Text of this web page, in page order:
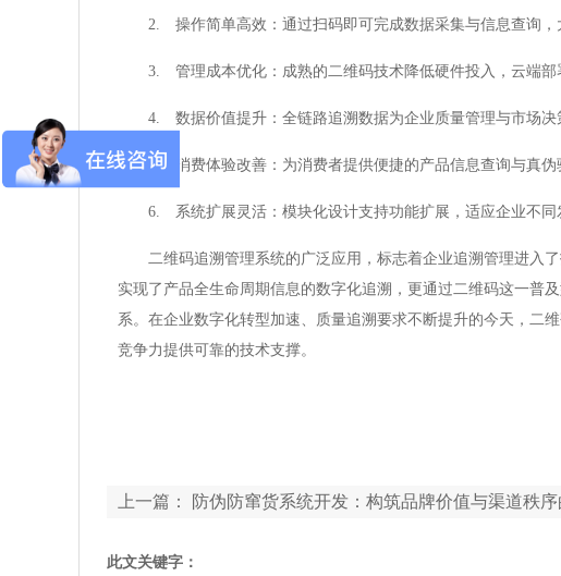
2. 操作简单高效：通过扫码即可完成数据采集与信息查询，
3. 管理成本优化：成熟的二维码技术降低硬件投入，云端部
4. 数据价值提升：全链路追溯数据为企业质量管理与市场决
5. 消费体验改善：为消费者提供便捷的产品信息查询与真伪
6. 系统扩展灵活：模块化设计支持功能扩展，适应企业不同
二维码追溯管理系统的广泛应用，标志着企业追溯管理进入
实现了产品全生命周期信息的数字化追溯，更通过二维码这一普
系。在企业数字化转型加速、质量追溯要求不断提升的今天，二
竞争力提供可靠的技术支撑。
上一篇：
防伪防窜货系统开发：构筑品牌价值与渠道秩序
此文关键字：